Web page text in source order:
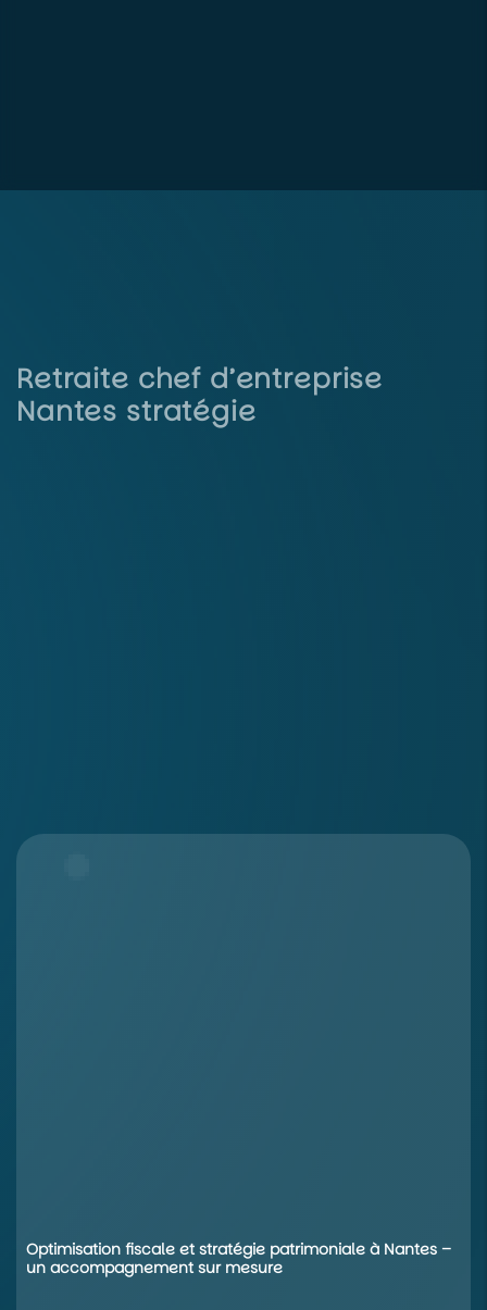
Retraite chef d’entreprise
Nantes stratégie
Optimisation fiscale et stratégie patrimonialeà Nantes –
un accompagnement sur mesure